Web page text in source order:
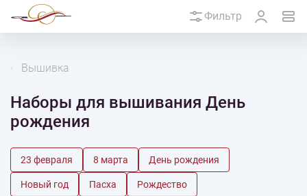
Фильтр
Вышивка
Наборы для вышивания День
рождения
23 февраля 8 марта День рождения
Новый год Пасха Рождество